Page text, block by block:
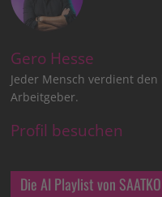
Gero Hesse
Jeder Mensch verdient
Arbeitgeber.
Profil besuchen
Die AI Playlist von